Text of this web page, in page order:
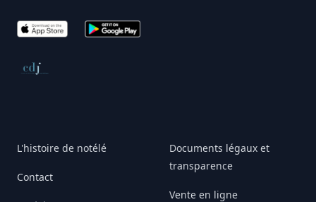
App Store Google Play
Conseil de déontologie journalistique
L'histoire de notélé
Contact
Documents légaux et
transparence
Vente en ligne